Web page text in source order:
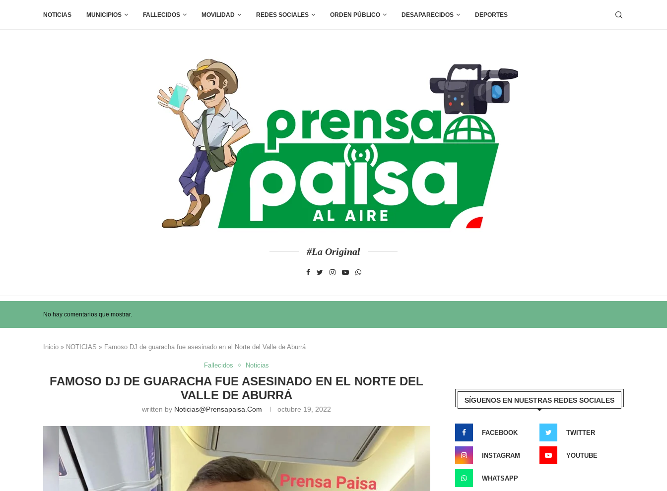
NOTICIAS MUNICIPIOS FALLECIDOS MOVILIDAD REDES SOCIALES ORDEN PÚBLICO DESAPARECIDOS DEPORTES
#La Original
No hay comentarios que mostrar.
Inicio » NOTICIAS » Famoso DJ de guaracha fue asesinado en el Norte del Valle de Aburrá
Fallecidos Noticias
FAMOSO DJ DE GUARACHA FUE ASESINADO EN EL NORTE DEL
VALLE DE ABURRÁ
written by Noticias@prensapaisa.com octubre 19, 2022
SÍGUENOS EN NUESTRAS REDES SOCIALES
FACEBOOK TWITTER
INSTAGRAM YOUTUBE
WHATSAPP